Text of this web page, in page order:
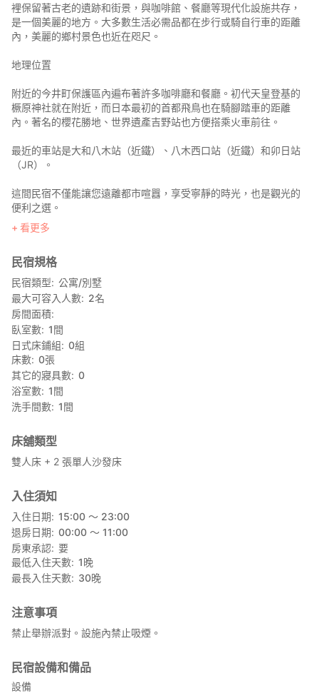
裡保留著古老的遺跡和街景，與咖啡館、餐廳等現代化設施共存，
是一個美麗的地方。大多數生活必需品都在步行或騎自行車的距離
內，美麗的鄉村景色也近在咫尺。
地理位置
附近的今井町保護區內遍布著許多咖啡廳和餐廳。初代天皇登基的
橛原神社就在附近，而日本最初的首都飛鳥也在騎腳踏車的距離
內。著名的櫻花勝地、世界遺產吉野站也方便搭乘火車前往。
最近的車站是大和八木站（近鐵）、八木西口站（近鐵）和卯日站
（JR）。
這間民宿不僅能讓您遠離都市喧囂，享受寧靜的時光，也是觀光的
便利之選。
從民宿步行2分鐘即可到達全家便利商店，步行3分鐘即可到達有超
客房
這間小木屋採用京都杉木製成。榻榻米地板讓您盡情享受木材與榻
榻米的觸感。
客廳略大於4.5張榻榻米，閣樓下方的空間可作為工作或用餐空間。
設施
住宿所需的一切設施一應俱全：廚房、淋浴間、衛生間、閣樓床
（雙人床）、單人沙發床、書桌、矮桌和衣櫃。提供毛巾。您也可
以使用民宿內的花園。
廚房配備單眼爐、微波爐、電鍋和烤麵包機。提供簡單的調味料、
民宿不提供洗衣機。步行幾分鐘即可到達投幣式洗衣房。
公寓大樓獨立且私密，無需與業主或其他住客共用空間。
位，請在預訂時告知我們。
看更多
民宿規格
民宿類型
公寓/別墅
最大可容入人數
2名
房間面積
臥室數 1間
日式床鋪組
0組
床數 0張
其它的寢具數 0
浴室數 1間
洗手間數 1間
床舖類型
雙人床 + 2 張單人沙發床
入住須知
入住日期
15:00 〜 23:00
退房日期
00:00 〜 11:00
房東承認
要
最低入住天數 1晚
最長入住天數
30晚
注意事項
禁止舉辦派對。設施內禁止吸煙。
民宿設備和備品
設備